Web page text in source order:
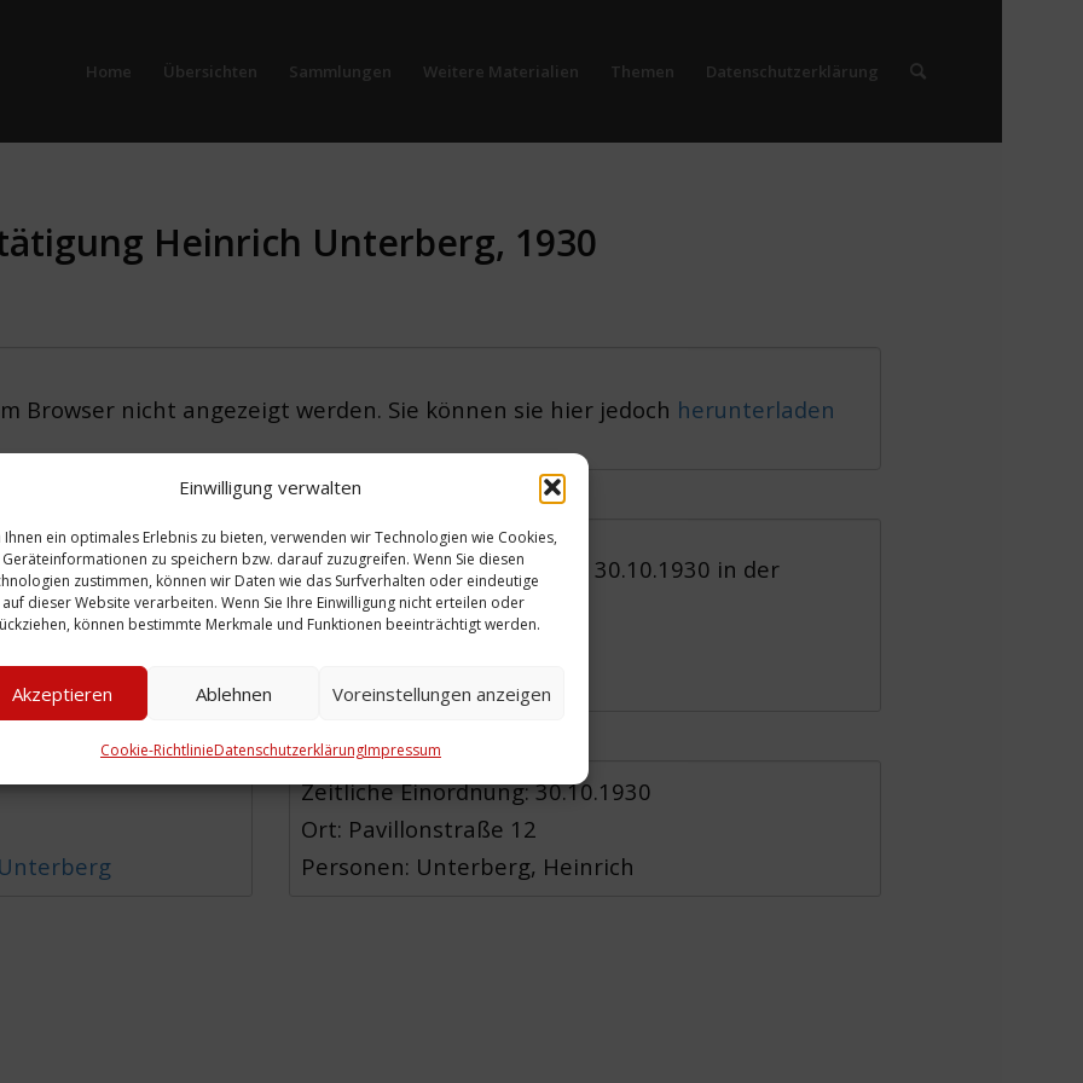
Einwilligung verwalten
Ihnen ein optimales Erlebnis zu bieten, verwenden wir Technologien wie Cookies,
Geräteinformationen zu speichern bzw. darauf zuzugreifen. Wenn Sie diesen
zustimmen, können wir Daten wie das Surfverhalten oder eindeutige
auf dieser Website verarbeiten. Wenn Sie Ihre Einwilligung nicht erteilen oder
können bestimmte Merkmale und Funktionen beeinträchtigt werden.
Akzeptieren Ablehnen Voreinstellungen anzeigen
Cookie-RichtlinieDatenschutzerklärungImpressum
Home Übersichten Sammlungen Weitere Materialien Themen Datenschutzerklärung
Heinrich Unterberg, 1930
Browser nicht angezeigt werden. Sie können sie hier jedoch herunterladen
Mitglied für Heinrich Unterberg, 30.10.1930 in der
Zeitliche Einordnung: 30.10.1930
Ort: Pavillonstraße 12
Personen: Unterberg, Heinrich